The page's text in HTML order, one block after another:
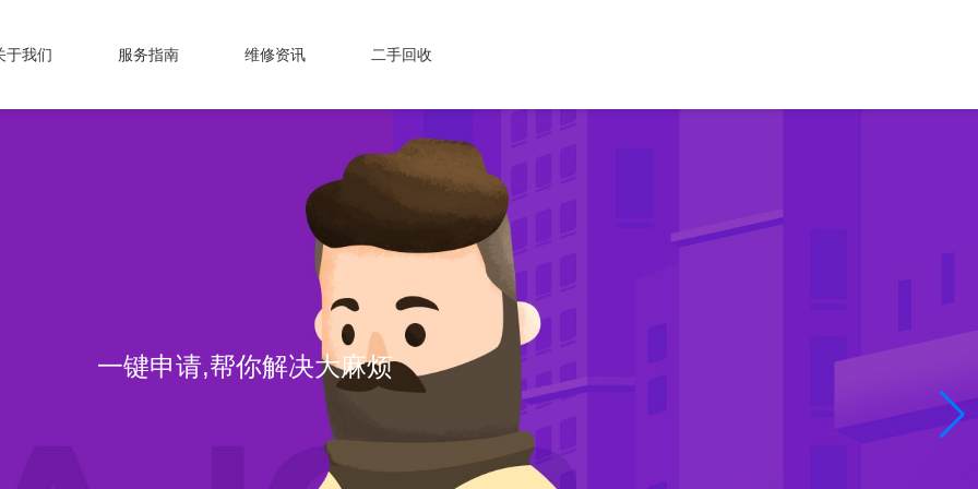
于我们 服务指南 维修资讯 二手回收
一键申请,帮你解决大麻烦